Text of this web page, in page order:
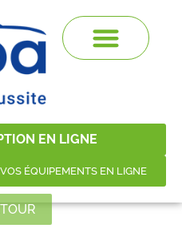
EN LIGNE
ÉQUIPEMENTS EN LIGNE